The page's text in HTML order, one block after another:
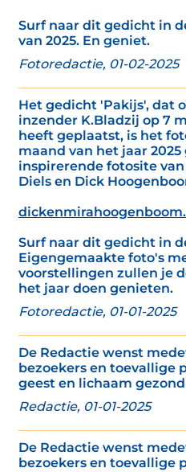
Surf naar dit gedicht in
van 2025. En geniet.
Fotoredactie, 01-02-2025
Het gedicht 'Pakijs', dat
inzender K.Bladzij op 7
heeft geplaatst, is het
maand van het jaar
inspirerende fotosite
Diels en Dick
Surf naar dit gedicht in
Eigengemaakte foto's
voorstellingen zullen je
het jaar doen genieten.
Fotoredactie, 01-01-2025
De Redactie wenst
bezoekers en toevallige
geest en lichaam gezond
Redactie, 01-01-2025
De Redactie wenst
bezoekers en toevallige